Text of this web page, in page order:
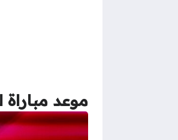
موعد